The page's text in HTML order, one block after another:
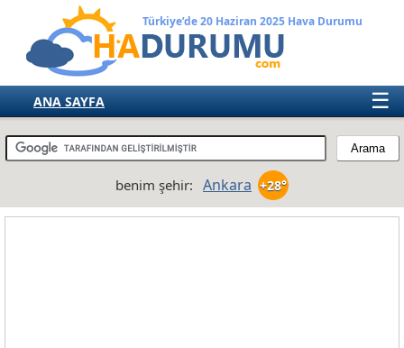
Türkiye’de 20 Haziran 2025 Hava Durumu
☰
ANA SAYFA
TÜRKİYE
AVRUPA
benim şehir: Ankara +28°